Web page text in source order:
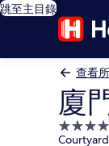
跳至主目錄
查看
廈
4.0